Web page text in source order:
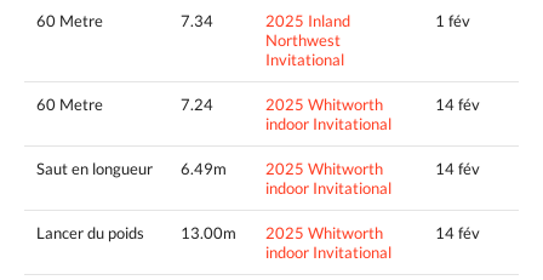
60 Metre 7.34
2025 Inland
Northwest
Invitational
1 fév
60 Metre 7.24
2025 Whitworth
indoor Invitational
14 fév
Saut en longueur 6.49m
2025 Whitworth
indoor Invitational
14 fév
Lancer du poids 13.00m
2025 Whitworth
indoor Invitational
14 fév